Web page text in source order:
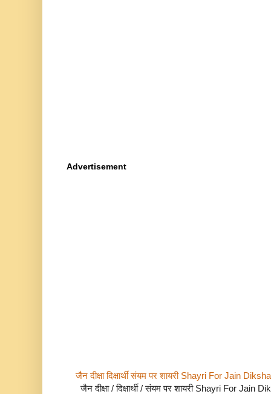
Advertisement
जैन दीक्षा दिक्षार्थी संयम पर शायरी Shayri For Jain
जैन दीक्षा / दिक्षार्थी / संयम पर शायरी Shayri For